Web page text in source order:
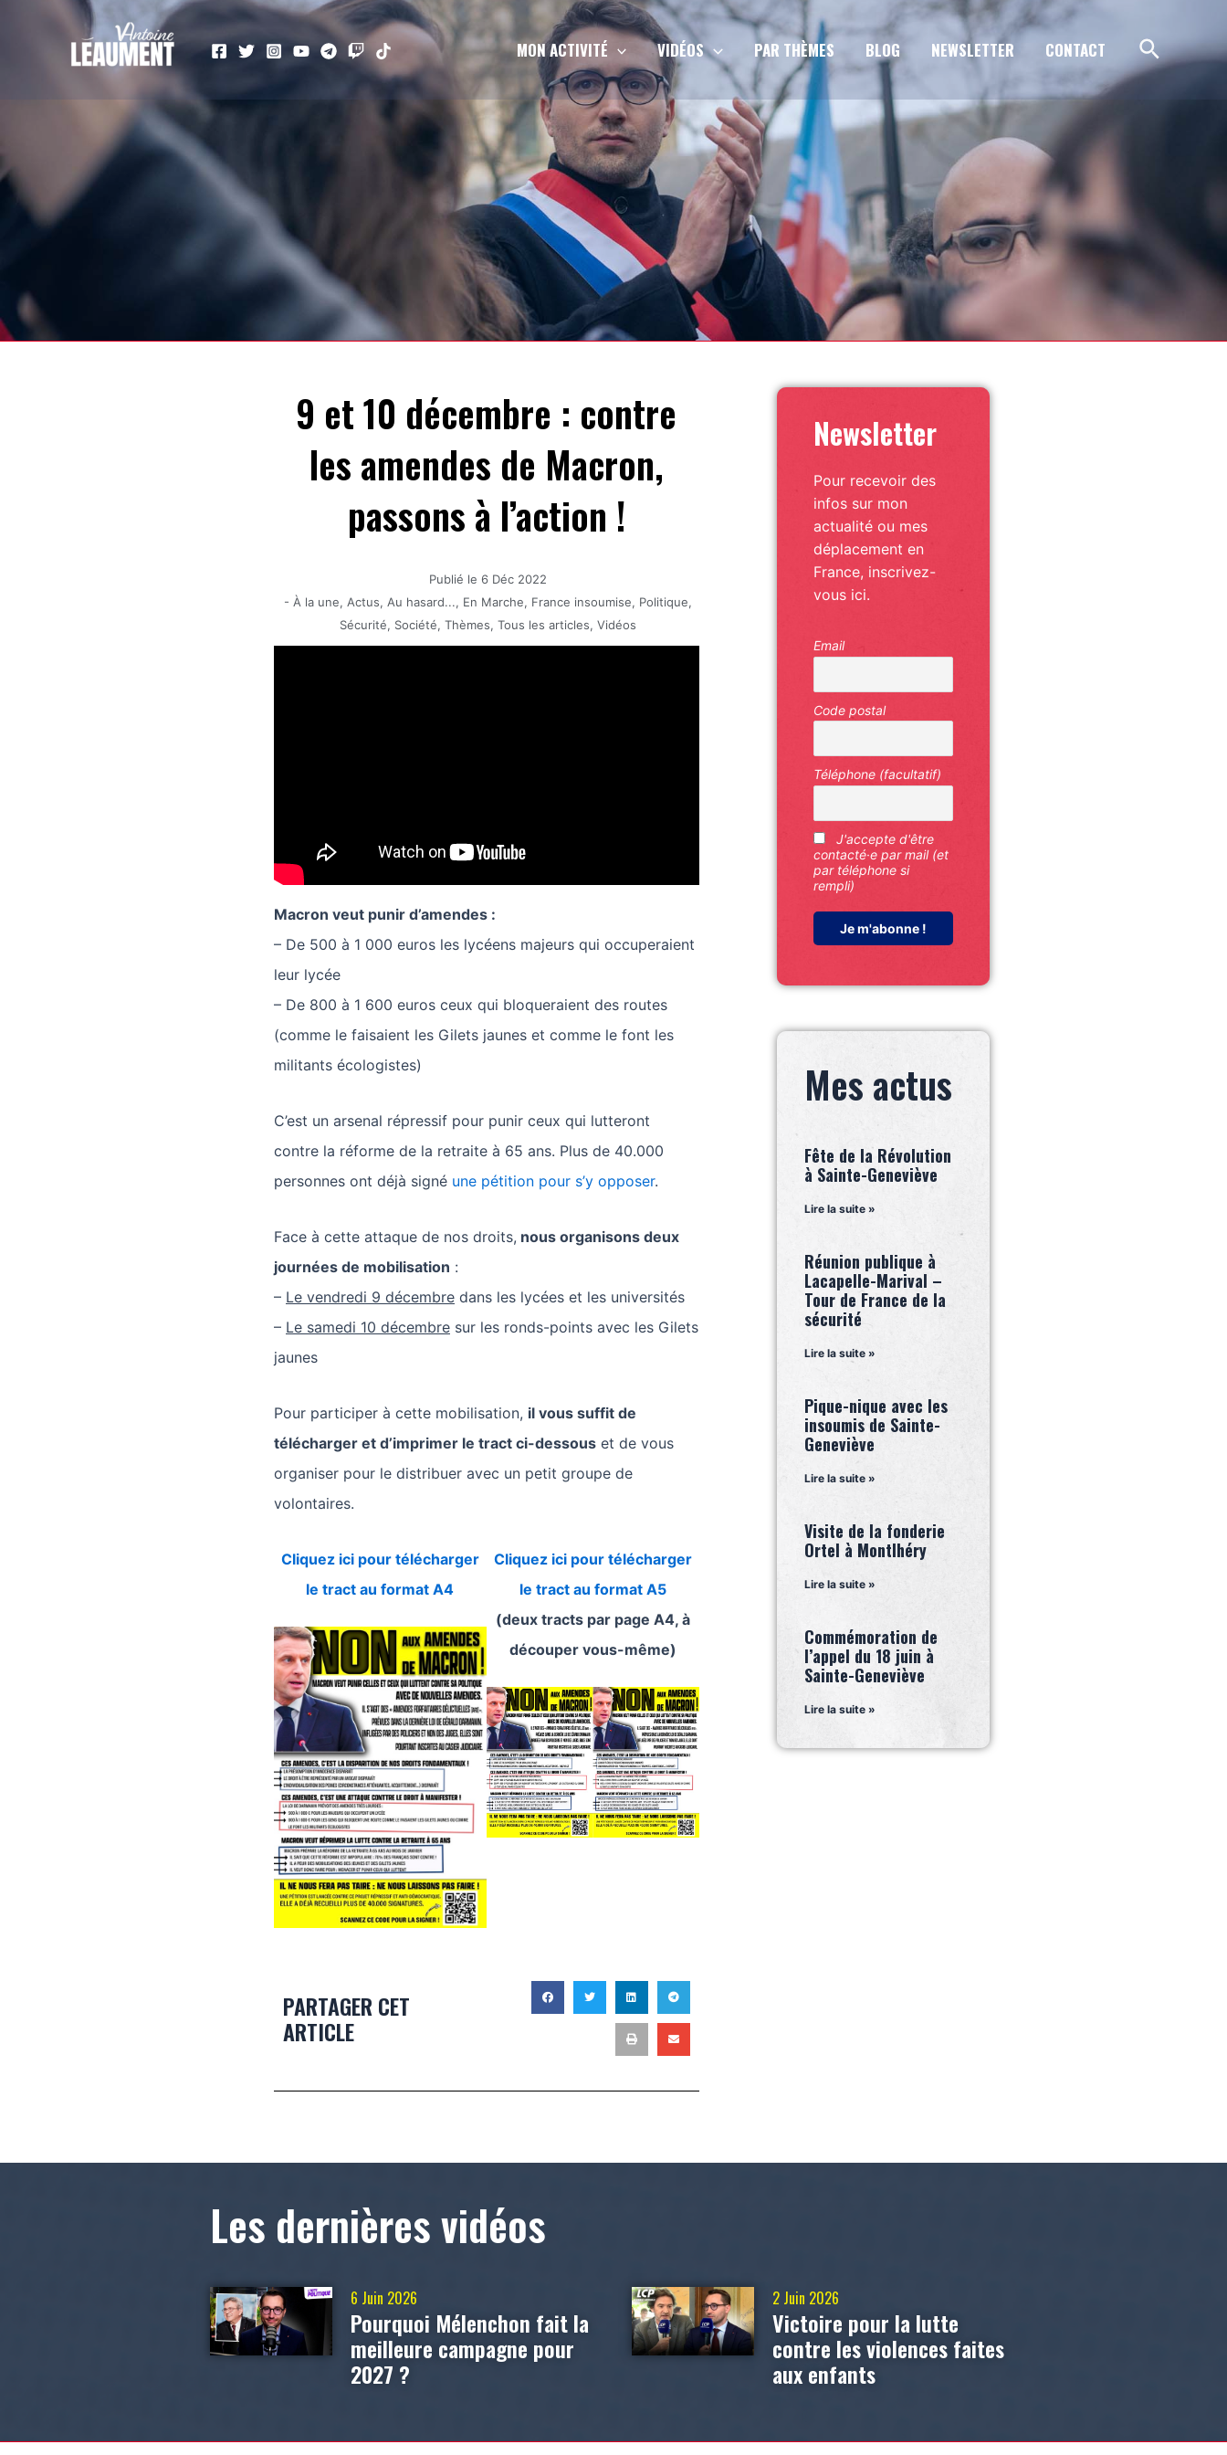
MON ACTIVITÉ VIDÉOS PAR THÈMES BLOG NEWSLETTER CONTACT
9 et 10 décembre : contre
les amendes de Macron,
passons à l’action !
Publié le 6 Déc 2022
- À la une, Actus, Au hasard..., En Marche, France insoumise, Politique,
Sécurité, Société,Thèmes,Tous les articles,Vidéos
Macron veut punir d’amendes :
– De 500 à 1 000 euros les lycéens majeurs qui occuperaient
leur lycée
– De 800 à 1 600 euros ceux qui bloqueraient des routes
(comme le faisaient les Gilets jaunes et comme le font les
militants écologistes)
C’est un arsenal répressif pour punir ceux qui lutteront
contre la réforme de la retraite à 65 ans. Plus de 40.000
personnes ont déjà signé une pétition pour s’y opposer.
Face à cette attaque de nos droits, nous organisons deux
journées de mobilisation :
– Le vendredi 9 décembre dans les lycées et les universités
– Le samedi 10 décembre sur les ronds-points avec les Gilets
jaunes
Pour participer à cette mobilisation, il vous suffit de
télécharger et d’imprimer le tract ci-dessous et de vous
organiser pour le distribuer avec un petit groupe de
volontaires.
Cliquez ici pour télécharger
le tract au format A4
Cliquez ici pour télécharger
le tract au format A5
(deux tracts par page A4, à
découper vous-même)
PARTAGER CET
ARTICLE
Newsletter
Pour recevoir des
infos sur mon
actualité ou mes
déplacement en
France, inscrivez-
vous ici.
Email
Code postal
Téléphone (facultatif)
J'accepte d'être
contacté·e par mail (et
par téléphone si
rempli)
Mes actus
Fête de la Révolution
à Sainte-Geneviève
Lire la suite »
Réunion publique à
Lacapelle-Marival –
Tour de France de la
sécurité
Lire la suite »
Pique-nique avec les
insoumis de Sainte-
Geneviève
Lire la suite »
Visite de la fonderie
Ortel à Montlhéry
Lire la suite »
Commémoration de
l’appel du 18 juin à
Sainte-Geneviève
Lire la suite »
Les dernières vidéos
6 Juin 2026
Pourquoi Mélenchon fait la
meilleure campagne pour
2027 ?
2 Juin 2026
Victoire pour la lutte
contre les violences faites
aux enfants